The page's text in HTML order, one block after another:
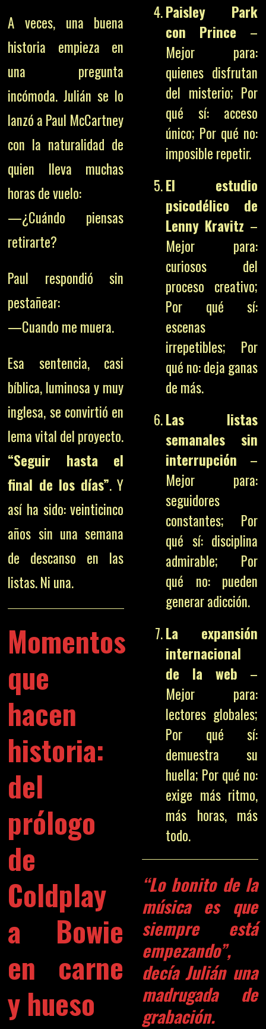
A veces, una buena
historia empieza en
una pregunta
incómoda. Julián se lo
lanzó a Paul McCartney
con la naturalidad de
quien lleva muchas
horas de vuelo:
—¿Cuándo piensas
retirarte?
Paul respondió sin
pestañear:
—Cuando me muera.
Esa sentencia, casi
bíblica, luminosa y muy
inglesa, se convirtió en
lema vital del proyecto.
“Seguir hasta el
final de los días”. Y
así ha sido: veinticinco
años sin una semana
de descanso en las
listas. Ni una.
Momentos
que
hacen
historia:
del
prólogo
de
Coldplay
a Bowie
en carne
y hueso
Paisley Park
con Prince –
Mejor para:
quienes disfrutan
del misterio; Por
qué sí: acceso
único; Por qué no:
imposible repetir.
El estudio
psicodélico de
Lenny Kravitz –
Mejor para:
curiosos del
proceso creativo;
Por qué sí:
escenas
irrepetibles; Por
qué no: deja ganas
de más.
Las listas
semanales sin
interrupción –
Mejor para:
seguidores
constantes; Por
qué sí: disciplina
admirable; Por
qué no: pueden
generar adicción.
La expansión
internacional
de la web –
Mejor para:
lectores globales;
Por qué sí:
demuestra su
huella; Por qué no:
exige más ritmo,
más horas, más
todo.
“Lo bonito de la
música es que
siempre está
empezando”,
decía Julián una
madrugada de
grabación.